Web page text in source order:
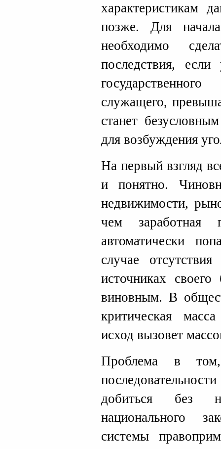
характеристикам
позже. Для
необходимо
последствия, если
служащего,
станет
для возбуждения
На первый взгляд
и понятно.
недвижимости,
чем заработная
автоматически
случае
источниках своего
виновным. В
критическая
исход вызовет
Проблема в
добиться без
национального
системы